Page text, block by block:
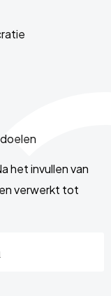
het invullen van
verwerkt tot